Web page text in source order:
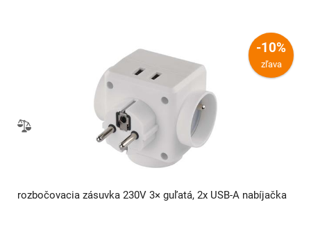
-10%
zľava
rozbočovacia zásuvka 230V 3× guľatá, 2x USB-A nabíjačka